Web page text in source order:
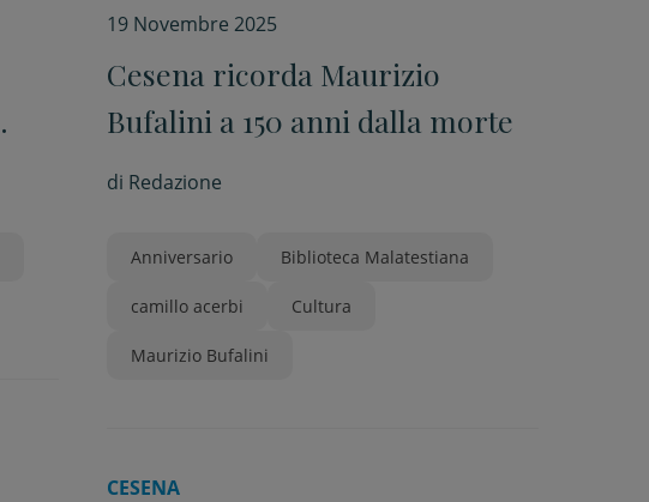
19 Novembre 2025
Cesena ricorda Maurizio
Bufalini a 150 anni dalla morte
di Redazione
Anniversario Biblioteca Malatestiana
camillo acerbi Cultura
Maurizio Bufalini
CESENA